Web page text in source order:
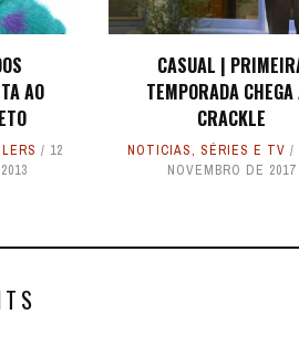
AO
12
CASUAL |
TEMPORADA CHEGA
CRACKLE
NOTICIAS, SÉRIES E TV
NOVEMBRO DE 2017